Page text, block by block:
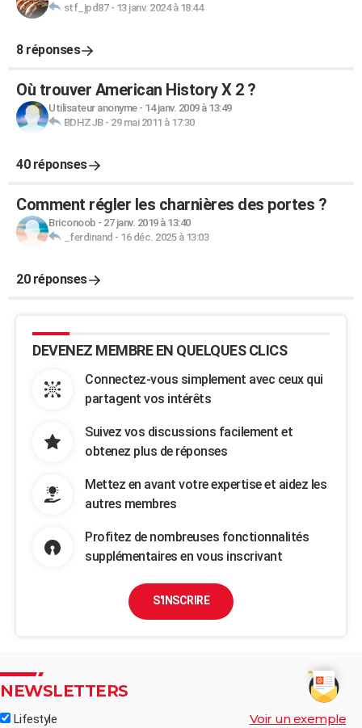
stf_jpd87- 13 janv. 2024 à 18:44
8 réponses
Où trouver American History X 2 ?
Utilisateur anonyme- 14 janv. 2009 à 13:49
BDHZJB- 29 mai 2011 à 17:30
40 réponses
Comment régler les charnières des portes ?
Briconoob - 27 janv. 2019 à 13:40
_ferdinand - 16 déc. 2025 à 13:03
20 réponses
DEVENEZ MEMBRE EN QUELQUES CLICS
Connectez-vous simplement avec ceux qui
partagent vos intérêts
Suivez vos discussions facilement et
obtenez plus de réponses
Mettez en avant votre expertise et aidez les
autres membres
Profitez de nombreuses fonctionnalités
supplémentaires en vous inscrivant
S'INSCRIRE
NEWSLETTERS
Lifestyle Voir un exemple